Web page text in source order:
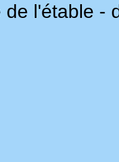
de l'étable -